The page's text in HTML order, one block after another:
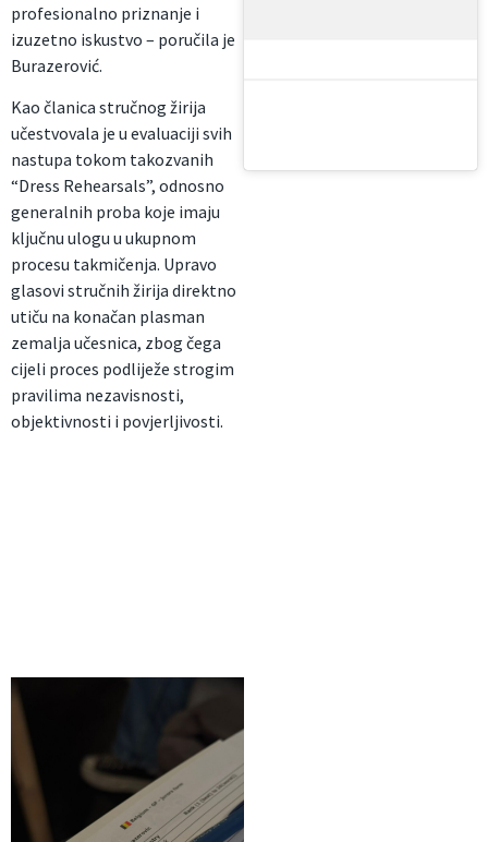
profesionalno priznanje i
izuzetno iskustvo – poručila je
Burazerović.
Kao članica stručnog žirija
učestvovala je u evaluaciji svih
nastupa tokom takozvanih
“Dress Rehearsals”, odnosno
generalnih proba koje imaju
ključnu ulogu u ukupnom
procesu takmičenja. Upravo
glasovi stručnih žirija direktno
utiču na konačan plasman
zemalja učesnica, zbog čega
cijeli proces podliježe strogim
pravilima nezavisnosti,
objektivnosti i povjerljivosti.